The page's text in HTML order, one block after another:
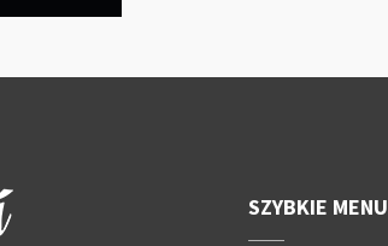
SZYBKIE MENU